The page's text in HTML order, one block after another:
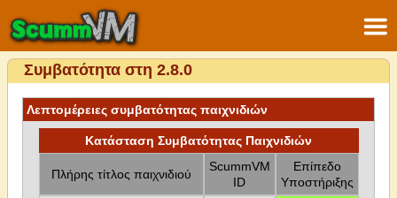
Συμβατότητα στη 2.8.0
Λεπτομέρειες συμβατότητας παιχνιδιών
Κατάσταση Συμβατότητας Παιχνιδιών
Πλήρης τίτλος παιχνιδιού
ScummVM
ID
Επίπεδο
Υποστήριξης